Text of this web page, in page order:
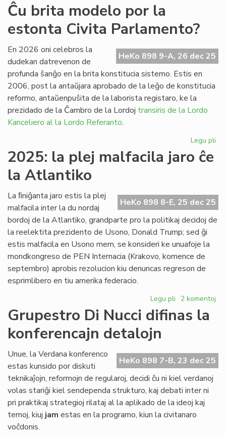
la
Ĉu brita modelo por la
estonta Civita Parlamento?
HeKo 898 9-A, 26 dec 25
En 2026 oni celebros la
dudekan datrevenon de
profunda ŝanĝo en la brita konstitucia sistemo. Estis en
2006, post la antaŭjara aprobado de la leĝo de konstitucia
reformo, antaŭenpuŝita de la laborista registaro, ke la
prezidado de la Ĉambro de la Lordoj transiris de la Lordo
Kanceliero al la Lordo Referanto.
Legu pli
la
2025: la plej malfacila jaro ĉe
la Atlantiko
HeKo 898 8-E, 25 dec 25
La ﬁniĝanta jaro estis la plej
malfacila inter la du nordaj
bordoj de la Atlantiko, grandparte pro la politikaj decidoj de
la reelektita prezidento de Usono, Donald Trump; sed ĝi
estis malfacila en Usono mem, se konsideri ke unuafoje la
mondkongreso de PEN Internacia (Krakovo, komence de
septembro) aprobis rezolucion kiu denuncas regreson de
esprimlibero en tiu amerika federacio.
Legu pli pri
la
jaro
ĉe
la
Atlantiko
2 komentoj
Grupestro Di Nucci difinas la
konferencajn detalojn
HeKo 898 7-B, 23 dec 25
Unue, la Verdana konferenco
estas kunsido por diskuti
teknikaĵojn, reformojn de regularoj, decidi ĉu ni kiel verdanoj
volas stariĝi kiel sendependa strukturo, kaj debati inter ni
pri praktikaj strategioj rilataj al la aplikado de la ideoj kaj
temoj, kiuj jam estas en la programo, kiun la civitanaro
voĉdonis.